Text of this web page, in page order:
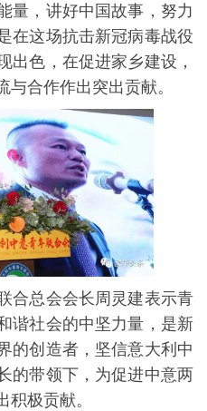
量，讲好中国故事，努力
在这场抗击新冠病毒战役
出色，在促进家乡建设，
合作作出突出贡献。
总会会长周灵建表示青
谐社会的中坚力量，是新
的创造者，坚信意大利中
的带领下，为促进中意两
积极贡献。